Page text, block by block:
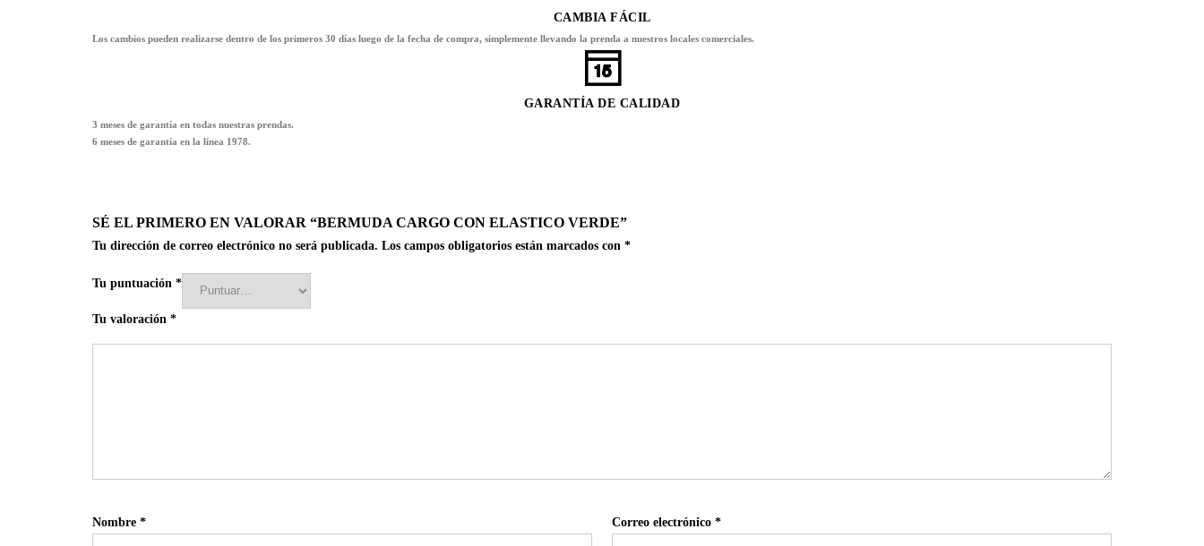
CAMBIA FÁCIL
Los cambios pueden realizarse dentro de los primeros 30 días luego de la fecha de compra, simplemente llevando la prenda a nuestros locales comerciales.
GARANTÍA DE CALIDAD
3 meses de garantía en todas nuestras prendas.
6 meses de garantía en la línea 1978.
SÉ EL PRIMERO EN VALORAR “BERMUDA CARGO CON ELASTICO VERDE”
Tu dirección de correo electrónico no será publicada. Los campos obligatorios están marcados con *
Tu puntuación *
Tu valoración *
Nombre * Correo electrónico*